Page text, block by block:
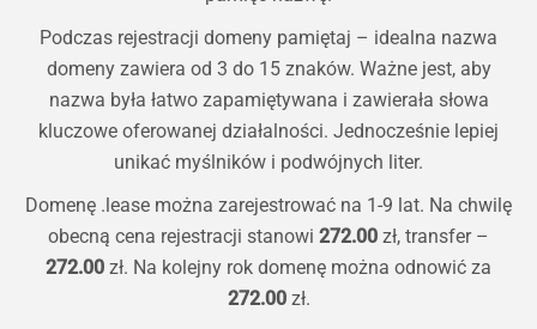
Podczas rejestracji domeny pamiętaj – idealna nazwa
domeny zawiera od 3 do 15 znaków. Ważne jest, aby
nazwa była łatwo zapamiętywana i zawierała słowa
kluczowe oferowanej działalności. Jednocześnie lepiej
unikać myślników i podwójnych liter.
Domenę .lease można zarejestrować na 1-9 lat. Na chwilę
obecną cena rejestracji stanowi 272.00 zł, transfer –
272.00 zł. Na kolejny rok domenę można odnowić za
272.00zł.